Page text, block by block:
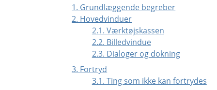
1. Grundlæggende begreber
2. Hovedvinduer
2.1. Værktøjskassen
2.2. Billedvindue
2.3. Dialoger og dokning
3. Fortryd
3.1. Ting som ikke kan fortrydes